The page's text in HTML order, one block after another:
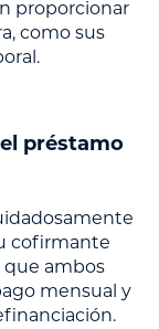
proporcionar
como sus
préstamo
cofirmante
que ambos
mensual y